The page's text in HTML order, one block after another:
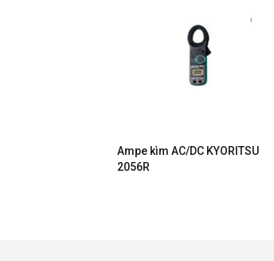
Ampe kìm AC/DC KYORITSU
2056R